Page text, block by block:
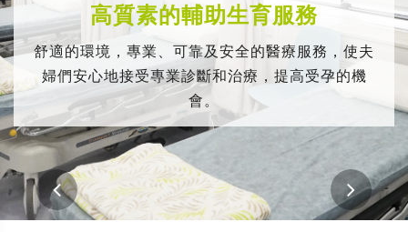
高質素的輔助生育服務
舒適的環境，專業、可靠及安全的醫療服務，使夫
婦們安心地接受專業診斷和治療，提高受孕的機
會。